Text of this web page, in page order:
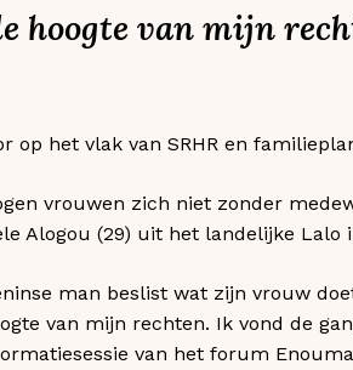
hoogte van mijn
op het vlak van SRHR en
vrouwen zich niet zonder
Alogou (29) uit het landelijke Lalo
man beslist wat zijn vrouw
van mijn rechten. Ik vond de
van het forum